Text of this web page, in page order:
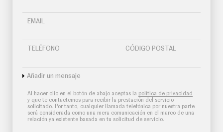
EMAIL
TELÉFONO CÓDIGO POSTAL
Añadir un mensaje
Al hacer clic en el botón de abajo aceptas la política de privacidad
y que te contactemos para recibir la prestación del servicio
solicitado. Por tanto, cualquier llamada telefónica por nuestra parte
será considerada como una mera comunicación en el marco de una
relación ya existente basada en tu solicitud de servicio.